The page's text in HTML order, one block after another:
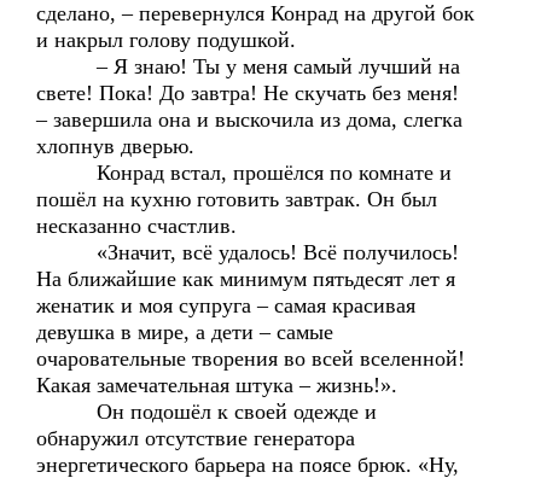
сделано, – перевернулся Конрад на другой бок
и накрыл голову подушкой.
– Я знаю! Ты у меня самый лучший на
свете! Пока! До завтра! Не скучать без меня!
– завершила она и выскочила из дома, слегка
хлопнув дверью.
Конрад встал, прошёлся по комнате и
пошёл на кухню готовить завтрак. Он был
несказанно счастлив.
«Значит, всё удалось! Всё получилось!
На ближайшие как минимум пятьдесят лет я
женатик и моя супруга – самая красивая
девушка в мире, а дети – самые
очаровательные творения во всей вселенной!
Какая замечательная штука – жизнь!».
Он подошёл к своей одежде и
обнаружил отсутствие генератора
энергетического барьера на поясе брюк. «Ну,